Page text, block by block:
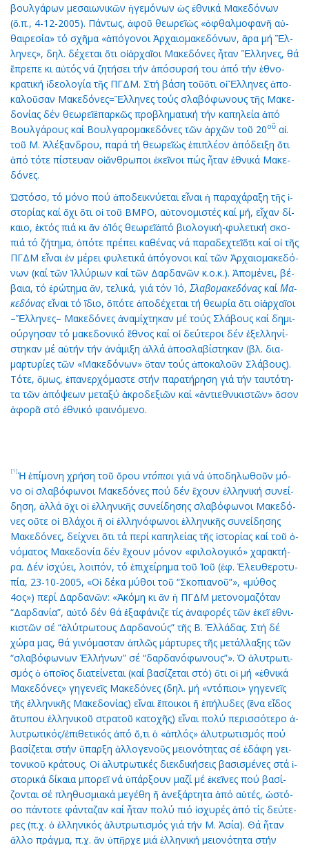
βουλ­γά­ρων με­σαι­ω­νι­κῶν ἡ­γε­μό­νων ὡς ἐ­θνι­κά Μα­κε­δό­νων
(ὅ.π., 4-12-2005). Πάν­τως, ἀ­φοῦ θε­ω­ρεῖὡς «ὀ­φθαλ­μο­φα­νῆ αὐ­
θαι­ρε­σί­α» τό σχῆ­μα «ἀ­πό­γο­νοι Ἀρ­χαι­ο­μα­κε­δό­νων, ἄ­ρα μή Ἕλ­
λη­νες», δηλ. δέ­χε­ται ὅ­τι οἱἀρ­χαῖ­οι Μα­κε­δό­νες ἦ­ταν Ἕλ­λη­νες, θά
ἔ­πρε­πε κι αὐ­τός νά ζη­τή­σει τήν ἀ­πό­συρ­σή του ἀ­πό τήν ἐ­θνο­
κρα­τι­κή ἰ­δε­ο­λο­γί­α τῆς ΠΓΔΜ. Στή βά­ση τοῦὅ­τι οἱἝλ­λη­νες ἀ­πο­
κα­λοῦ­σαν Μα­κε­δό­νες=Ἕλ­λη­νες τούς σλα­βό­φω­νους τῆς Μα­κε­
δο­νί­ας δέν θε­ω­ρεῖἐ­παρ­κῶς προ­βλη­μα­τι­κή τήν κα­πη­λεί­α ἀ­πό
Βουλ­γά­ρους καί Βουλ­γα­ρο­μα­κε­δό­νες τῶν ἀρ­χῶν τοῦ 20οῦ αἰ.
τοῦ Μ. Ἀ­λέ­ξαν­δρου, πα­ρά τή θε­ω­ρεῖὡς ἐ­πι­πλέ­ον ἀ­πό­δει­ξη ὅ­τι
ἀ­πό τό­τε πί­στευ­αν οἱἄν­θρω­ποι ἐ­κεῖ­νοι πώς ἦ­ταν ἐ­θνι­κά Μα­κε­
δό­νες.
Ὡ­στό­σο, τό μό­νο πού ἀ­πο­δει­κνύ­ε­ται εἶ­ναι ἡ πα­ρα­χά­ρα­ξη τῆς ἱ­
στο­ρί­ας καί ὄ­χι ὅ­τι οἱ τοῦ ΒΜΡΟ, αὐ­το­νο­μι­στές καί μή, εἶ­χαν δί­
και­ο, ἐ­κτός πιά κι ἄν ὁἸ­ός θε­ω­ρεῖἀ­πό βι­ο­λο­γι­κή-φυ­λε­τι­κή σκο­
πιά τό ζή­τη­μα, ὁ­πό­τε πρέ­πει κα­θέ­νας νά πα­ρα­δε­χτεῖὅ­τι καί οἱ τῆς
ΠΓΔΜ εἶ­ναι ἐν μέ­ρει φυ­λε­τι­κά ἀ­πό­γο­νοι καί τῶν Ἀρ­χαι­ο­μα­κε­δό­
νων (καί τῶν Ἰλ­λύ­ρι­ων καί τῶν Δαρ­δα­νῶν κ.ο.κ.). Ἀ­πο­μέ­νει, βέ­
βαι­α, τό ἐ­ρώ­τη­μα ἄν, τε­λι­κά, γιά τόν Ἰ­ό, Σλα­βο­μα­κε­δό­ναςκαί Μα­
κε­δό­ναςεἶ­ναι τό ἴ­διο, ὅ­πό­τε ἀ­πο­δέ­χε­ται τή θε­ω­ρί­α ὅ­τι οἱἀρ­χαῖ­οι
–Ἕλ­λη­νες– Μα­κε­δό­νες ἀ­να­μί­χτη­καν μέ τούς Σλά­βους καί δη­μι­
ούρ­γη­σαν τό μα­κε­δο­νι­κό ἔ­θνος καί οἱ δεύ­τε­ροι δέν ἐ­ξελ­λη­νί­
στη­καν μέ αὐ­τήν τήν ἀ­νά­μι­ξη ἀλ­λά ἀ­ποσ­λα­βί­στη­καν (βλ. δι­α­
μαρ­τυ­ρί­ες τῶν «Μα­κε­δό­νων» ὅ­ταν τούς ἀ­πο­κα­λοῦν Σλά­βους).
Τό­τε, ὅ­μως, ἐ­πα­νερ­χό­μα­στε στήν πα­ρα­τή­ρη­ση γιά τήν ταυ­τό­τη­
τα τῶν ἀ­πό­ψε­ων με­τα­ξύ ἀ­κρο­δε­ξι­ῶν καί «ἀν­τι­ε­θνι­κι­στῶν» ὅ­σον
ἀ­φο­ρᾶ στό ἐ­θνι­κό φαι­νό­με­νο.
[1]Ἡ ἐ­πί­μο­νη χρή­ση τοῦ ὅ­ρου ντό­πιοι γιά νά ὑ­πο­δη­λω­θοῦν μό­
νο οἱ σλα­βό­φω­νοι Μα­κε­δό­νες πού δέν ἔ­χουν ἑλ­λη­νι­κή συ­νεί­
δη­ση, ἀλ­λά ὄ­χι οἱ ἑλ­λη­νι­κῆς συ­νεί­δη­σης σλα­βό­φω­νοι Μα­κε­δό­
νες οὔ­τε οἱ Βλά­χοι ἤ οἱ ἑλ­λη­νό­φω­νοι ἑλ­λη­νι­κῆς συ­νεί­δη­σης
Μα­κε­δό­νες, δεί­χνει ὅ­τι τά πε­ρί κα­πη­λεί­ας τῆς ἱ­στο­ρί­ας καί τοῦ ὀ­
νό­μα­τος Μα­κε­δο­νί­α δέν ἔ­χουν μό­νον «φι­λο­λο­γι­κό» χα­ρα­κτή­
ρα. Δέν ἰ­σχύ­ει, λοι­πόν, τό ἐ­πι­χεί­ρη­μα τοῦ Ἰ­οῦ (ἐφ. Ἐ­λευ­θε­ρο­τυ­
πί­α, 23-10-2005, «Οἱ δέ­κα μύ­θοι τοῦ “Σκο­πια­νοῦ”», «μύ­θος
4ος») πε­ρί Δαρ­δα­νῶν: «Ἀ­κό­μη κι ἄν ἡ ΠΓΔΜ με­το­νο­μα­ζό­ταν
“Δαρ­δα­νί­α”, αὐ­τό δέν θά ἐ­ξα­φά­νι­ζε τίς ἀ­να­φο­ρές τῶν ἐ­κεῖ ἐ­θνι­
κι­στῶν σέ “ἀ­λύ­τρω­τους Δαρ­δα­νούς” τῆς Β. Ἑλ­λά­δας. Στή δέ
χώ­ρα μας, θά γι­νό­μα­σταν ἁ­πλῶς μάρ­τυ­ρες τῆς με­τάλ­λα­ξης τῶν
“σλα­βό­φω­νων Ἑλ­λή­νων” σέ “δαρ­δα­νό­φω­νους”». Ὁ ἀ­λυ­τρω­τι­
σμός ὁ ὁ­ποῖ­ος δι­α­τεί­νε­ται (καί βα­σί­ζε­ται στό) ὅ­τι οἱ μή «ἐ­θνι­κά
Μα­κε­δό­νες» γη­γε­νεῖς Μα­κε­δό­νες (δηλ. μή «ντό­πιοι» γη­γε­νεῖς
τῆς ἑλ­λη­νι­κῆς Μα­κε­δο­νί­ας) εἶ­ναι ἔ­ποι­κοι ἤ ἐ­πή­λυ­δες (ἕ­να εἶ­δος
ἄ­τυ­που ἑλ­λη­νι­κοῦ στρα­τοῦ κα­το­χῆς) εἶ­ναι πο­λύ πε­ρισ­σό­τε­ρο ἀ­
λυ­τρω­τι­κός/ἐ­πι­θε­τι­κός ἀ­πό ὅ,τι ὁ «ἁ­πλός» ἀ­λυ­τρω­τι­σμός πού
βα­σί­ζε­ται στήν ὕ­παρ­ξη ἀλ­λο­γε­νοῦς μει­ο­νό­τη­τας σέ ἐ­δά­φη γει­
το­νι­κοῦ κρά­τους. Οἱ ἀ­λυ­τρω­τι­κές δι­εκ­δι­κή­σεις βα­σι­σμέ­νες στά ἱ­
στο­ρι­κά δί­και­α μπο­ρεῖ νά ὑ­πάρ­ξουν μα­ζί μέ ἐ­κεῖ­νες πού βα­σί­
ζον­ται σέ πλη­θυ­σμια­κά με­γέ­θη ἤ ἀ­νε­ξάρ­τη­τα ἀ­πό αὐ­τές, ὡ­στό­
σο πάν­το­τε φάν­τα­ζαν καί ἦ­ταν πο­λύ πιό ἰ­σχυ­ρές ἀ­πό τίς δεύ­τε­
ρες (π.χ. ὁ ἑλ­λη­νι­κός ἀ­λυ­τρω­τι­σμός γιά τήν Μ. Ἀ­σί­α). Θά ἦ­ταν
ἄλ­λο πράγ­μα, π.χ. ἄν ὑ­πῆρ­χε μιά ἑλ­λη­νι­κή μει­ο­νό­τη­τα στήν